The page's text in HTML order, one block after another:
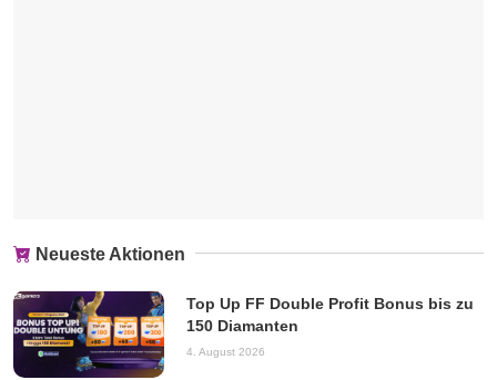
Neueste Aktionen
Top Up FF Double Profit Bonus bis zu
150 Diamanten
4. August 2026